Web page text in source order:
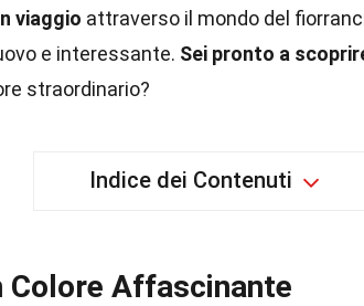
viaggio attraverso il mondo del
e interessante. Sei pronto a
straordinario?
Indice dei Contenuti
Colore Affascinante